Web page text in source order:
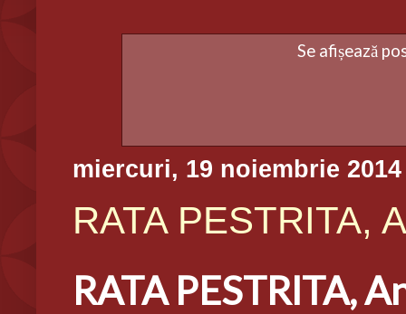
Se afișează
miercuri, 19 noiembrie 2014
RATA PESTRITA,
RATA PESTRITA,